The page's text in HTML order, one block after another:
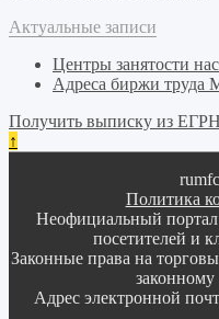
Актуальные записи
Центры занятости
Адреса биржи труда
Получить выписку из ЕГРН
↑
Политика
Неофициальный
посетителей и
Законные права на
законному
Адрес электронной